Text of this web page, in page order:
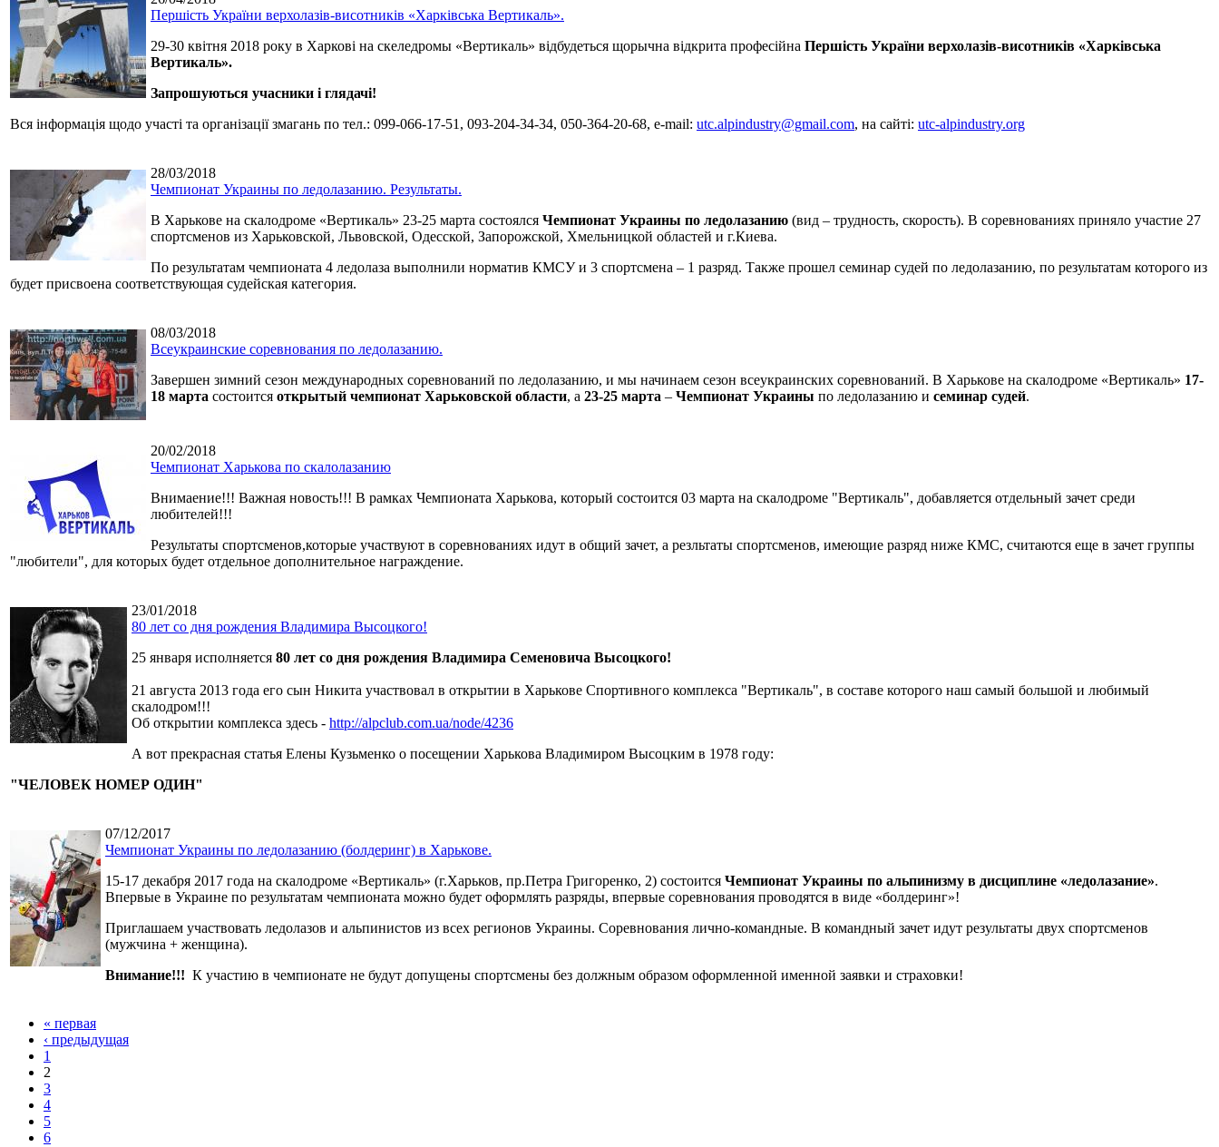
Першість України верхолазів-висотників «Харківська Вертикаль».
29-30 квітня 2018 року в Харкові на скеледромы «Вертикаль» відбудеться щорычна відкрита професійна Першість України верхолазів-висотників «Харківська
Вертикаль».
Запрошуються учасники і глядачі!
Вся інформація щодо участі та організації змагань по тел.: 099-066-17-51, 093-204-34-34, 050-364-20-68, e-mail: utc.alpindustry@gmail.com, на сайті: utc-alpindustry.org
28/03/2018
Чемпионат Украины по ледолазанию. Результаты.
В Харькове на скалодроме «Вертикаль» 23-25 марта состоялся Чемпионат Украины по ледолазанию (вид – трудность, скорость). В соревнованиях приняло участие 27
спортсменов из Харьковской, Львовской, Одесской, Запорожской, Хмельницкой областей и г.Киева.
По результатам чемпионата 4 ледолаза выполнили норматив КМСУ и 3 спортсмена – 1 разряд. Также прошел семинар судей по ледолазанию, по результатам которого из
будет присвоена соответствующая судейская категория.
08/03/2018
Всеукраинские соревнования по ледолазанию.
Завершен зимний сезон международных соревнований по ледолазанию, и мы начинаем сезон всеукраинских соревнований. В Харькове на скалодроме «Вертикаль» 17-
18 марта состоится открытый чемпионат Харьковской области, а 23-25 марта – Чемпионат Украины по ледолазанию и семинар судей.
20/02/2018
Чемпионат Харькова по скалолазанию
Внимаение!!! Важная новость!!! В рамках Чемпионата Харькова, который состоится 03 марта на скалодроме "Вертикаль", добавляется отдельный зачет среди
любителей!!!
Результаты спортсменов,которые участвуют в соревнованиях идут в общий зачет, а резльтаты спортсменов, имеющие разряд ниже КМС, считаются еще в зачет группы
"любители", для которых будет отдельное дополнительное награждение.
23/01/2018
80 лет со дня рождения Владимира Высоцкого!
25 января исполняется 80 лет со дня рождения Владимира Семеновича Высоцкого!
21 августа 2013 года его сын Никита участвовал в открытии в Харькове Спортивного комплекса "Вертикаль", в составе которого наш самый большой и любимый
скалодром!!!
Об открытии комплекса здесь - http://alpclub.com.ua/node/4236
А вот прекрасная статья Елены Кузьменко о посещении Харькова Владимиром Высоцким в 1978 году:
"ЧЕЛОВЕК НОМЕР ОДИН"
07/12/2017
Чемпионат Украины по ледолазанию (болдеринг) в Харькове.
15-17 декабря 2017 года на скалодроме «Вертикаль» (г.Харьков, пр.Петра Григоренко, 2) состоится Чемпионат Украины по альпинизму в дисциплине «ледолазание».
Впервые в Украине по результатам чемпионата можно будет оформлять разряды, впервые соревнования проводятся в виде «болдеринг»!
Приглашаем участвовать ледолазов и альпинистов из всех регионов Украины. Соревнования лично-командные. В командный зачет идут результаты двух спортсменов
(мужчина + женщина).
Внимание!!! К участию в чемпионате не будут допущены спортсмены без должным образом оформленной именной заявки и страховки!
« первая
‹ предыдущая
1
2
3
4
5
6